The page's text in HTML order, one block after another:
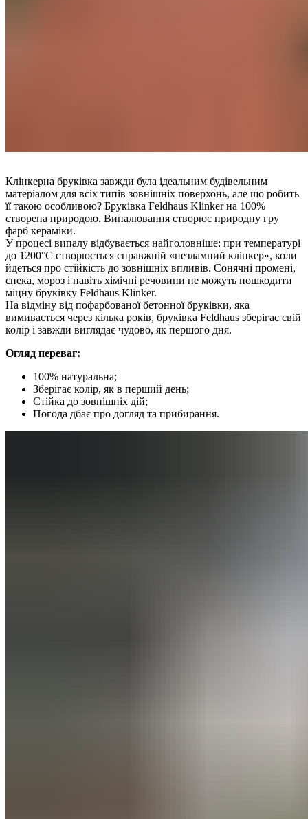
Клінкерна бруківка завжди була ідеальним будівельним
матеріалом для всіх типів зовнішніх поверхонь, але що робить
її такою особливою? Бруківка Feldhaus Klinker на 100%
створена природою. Випалювання створює природну гру
фарб кераміки.
У процесі випалу відбувається найголовніше: при температурі
до 1200°C створюється справжній «незламний клінкер», коли
йдеться про стійкість до зовнішніх впливів. Сонячні промені,
спека, мороз і навіть хімічні речовини не можуть пошкодити
міцну бруківку Feldhaus Klinker.
На відміну від пофарбованої бетонної бруківки, яка
вимивається через кілька років, бруківка Feldhaus зберігає свій
колір і завжди виглядає чудово, як першого дня.
Огляд переваг:
100% натуральна;
Зберігає колір, як в перший день;
Стійка до зовнішніх дій;
Погода дбає про догляд та прибирання.